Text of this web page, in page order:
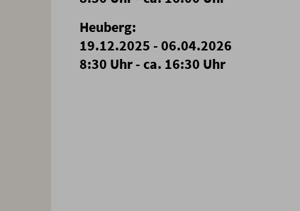
Heuberg:
19.12.2025 - 06.04.2026
8:30 Uhr - ca. 16:30 Uhr